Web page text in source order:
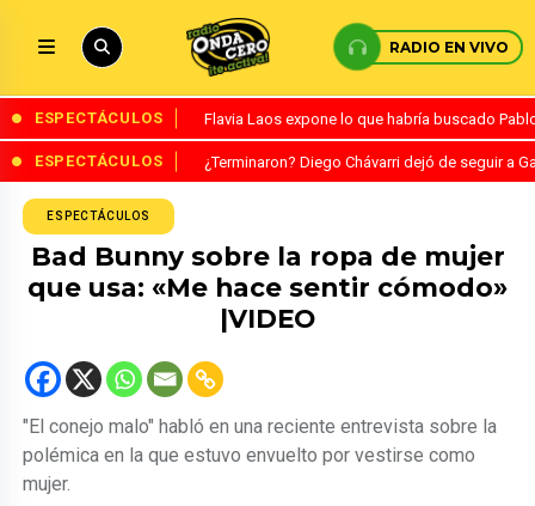
RADIO EN VIVO
ESPECTÁCULOS Flavia Laos expone lo que habría buscado
ESPECTÁCULOS ¿Terminaron? Diego Chávarri dejó de seguir a
ESPECTÁCULOS
Bad Bunny sobre la ropa de mujer
que usa: «Me hace sentir cómodo»
|VIDEO
"El conejo malo" habló en una reciente entrevista sobre la
polémica en la que estuvo envuelto por vestirse como
mujer.